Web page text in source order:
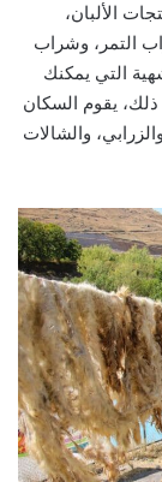
الألبان،
التمر، وشراب
التي يمكنك
ذلك، يقوم السكان
والشالات